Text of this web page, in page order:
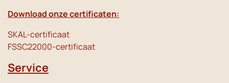
Download onze certificaten:
SKAL-certificaat
FSSC22000-certificaat
Service